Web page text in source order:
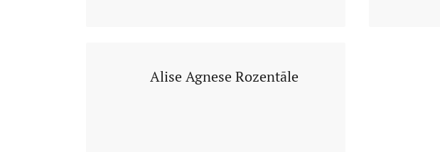
Alise Agnese Rozentāle